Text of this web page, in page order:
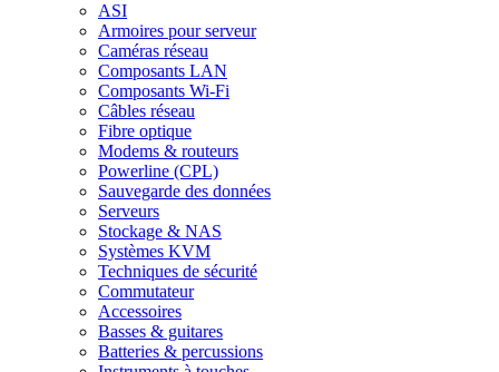
ASI
Armoires pour serveur
Caméras réseau
Composants LAN
Composants Wi-Fi
Câbles réseau
Fibre optique
Modems & routeurs
Powerline (CPL)
Sauvegarde des données
Serveurs
Stockage & NAS
Systèmes KVM
Techniques de sécurité
Commutateur
Accessoires
Basses & guitares
Batteries & percussions